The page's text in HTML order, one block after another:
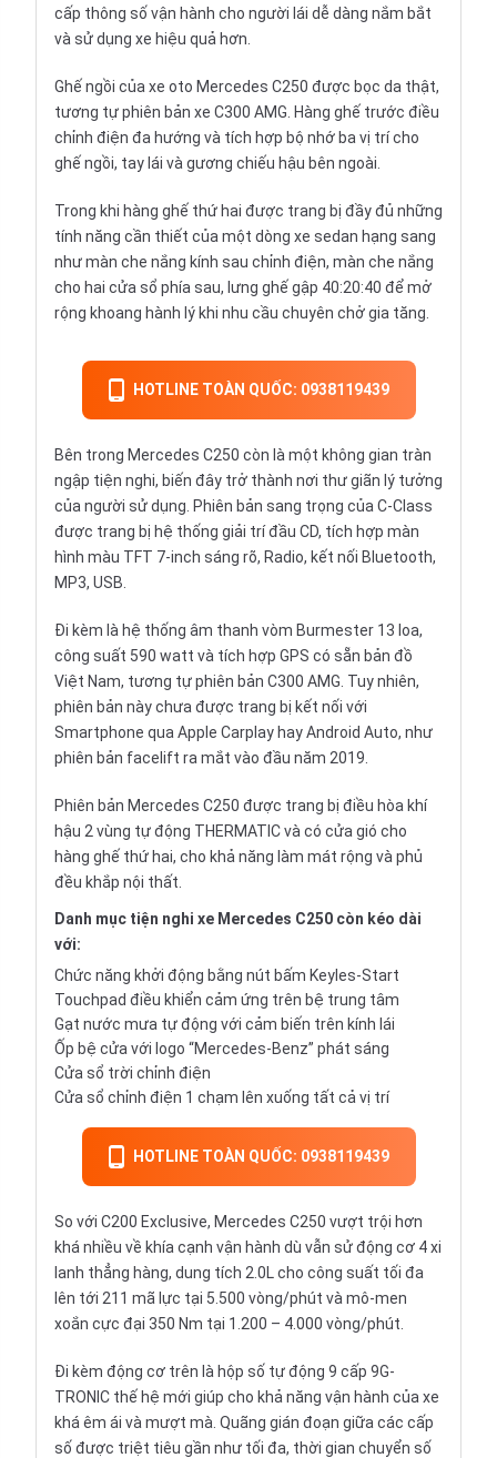
cấp thông số vận hành cho người lái dễ dàng nắm bắt
và sử dụng xe hiệu quả hơn.
Ghế ngồi của xe oto Mercedes C250 được bọc da thật,
tương tự phiên bản xe C300 AMG. Hàng ghế trước điều
chỉnh điện đa hướng và tích hợp bộ nhớ ba vị trí cho
ghế ngồi, tay lái và gương chiếu hậu bên ngoài.
Trong khi hàng ghế thứ hai được trang bị đầy đủ những
tính năng cần thiết của một dòng xe sedan hạng sang
như màn che nắng kính sau chỉnh điện, màn che nắng
cho hai cửa sổ phía sau, lưng ghế gập 40:20:40 để mở
rộng khoang hành lý khi nhu cầu chuyên chở gia tăng.
HOTLINE TOÀN QUỐC: 0938119439
Bên trong Mercedes C250 còn là một không gian tràn
ngập tiện nghi, biến đây trở thành nơi thư giãn lý tưởng
của người sử dụng. Phiên bản sang trọng của C-Class
được trang bị hệ thống giải trí đầu CD, tích hợp màn
hình màu TFT 7-inch sáng rõ, Radio, kết nối Bluetooth,
MP3, USB.
Đi kèm là hệ thống âm thanh vòm Burmester 13 loa,
công suất 590 watt và tích hợp GPS có sẵn bản đồ
Việt Nam, tương tự phiên bản C300 AMG. Tuy nhiên,
phiên bản này chưa được trang bị kết nối với
Smartphone qua Apple Carplay hay Android Auto, như
phiên bản facelift ra mắt vào đầu năm 2019.
Phiên bản Mercedes C250 được trang bị điều hòa khí
hậu 2 vùng tự động THERMATIC và có cửa gió cho
hàng ghế thứ hai, cho khả năng làm mát rộng và phủ
đều khắp nội thất.
Danh mục tiện nghi xe Mercedes C250 còn kéo dài
với:
Chức năng khởi động bằng nút bấm Keyles-Start
Touchpad điều khiển cảm ứng trên bệ trung tâm
Gạt nước mưa tự động với cảm biến trên kính lái
Ốp bệ cửa với logo “Mercedes-Benz” phát sáng
Cửa sổ trời chỉnh điện
Cửa sổ chỉnh điện 1 chạm lên xuống tất cả vị trí
HOTLINE TOÀN QUỐC: 0938119439
So với C200 Exclusive, Mercedes C250 vượt trội hơn
khá nhiều về khía cạnh vận hành dù vẫn sử động cơ 4 xi
lanh thẳng hàng, dung tích 2.0L cho công suất tối đa
lên tới 211 mã lực tại 5.500 vòng/phút và mô-men
xoắn cực đại 350 Nm tại 1.200 – 4.000 vòng/phút.
Đi kèm động cơ trên là hộp số tự động 9 cấp 9G-
TRONIC thế hệ mới giúp cho khả năng vận hành của xe
khá êm ái và mượt mà. Quãng gián đoạn giữa các cấp
số được triệt tiêu gần như tối đa, thời gian chuyển số